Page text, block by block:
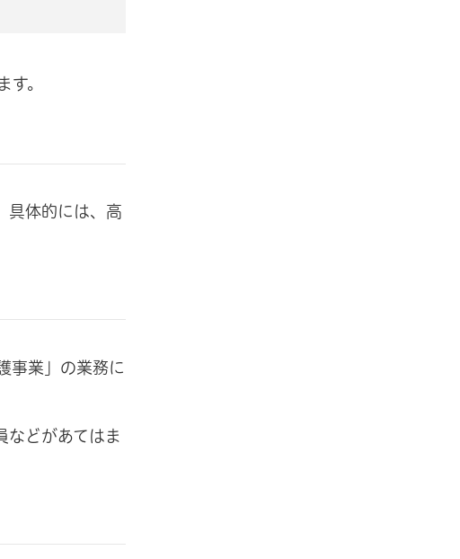
す。
具体的には、高
事業」の業務に
などがあてはま